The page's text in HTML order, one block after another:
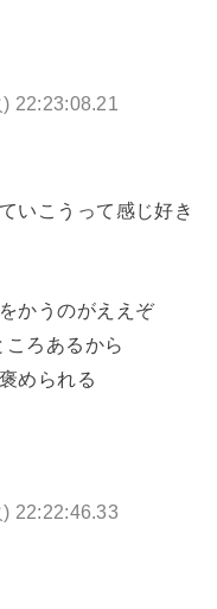
22:23:08.21
いこうって感じ好き
かうのがええぞ
ろあるから
められる
22:22:46.33